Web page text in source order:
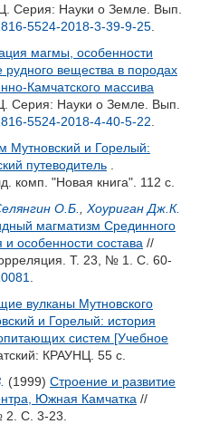
Серия: Науки о Земле. Вып.
5524-2018-3-39-9-25
магмы, особенности
рудного вещества в породах
Камчатского массива
Серия: Науки о Земле. Вып.
5524-2018-4-40-5-22
Мутновский и Горелый:
путеводитель
комп. "Новая книга". 112 с.
О.Б.
Хоуриган Дж.К.
магматизм Срединного
и особенности состава //
Т. 23, № 1. С. 60-
вулканы Мутновского
и Горелый: история
систем [Учебное
КРАУНЦ. 55 с.
(1999) Строение и развитие
Южная Камчатка //
2. С. 3-23.